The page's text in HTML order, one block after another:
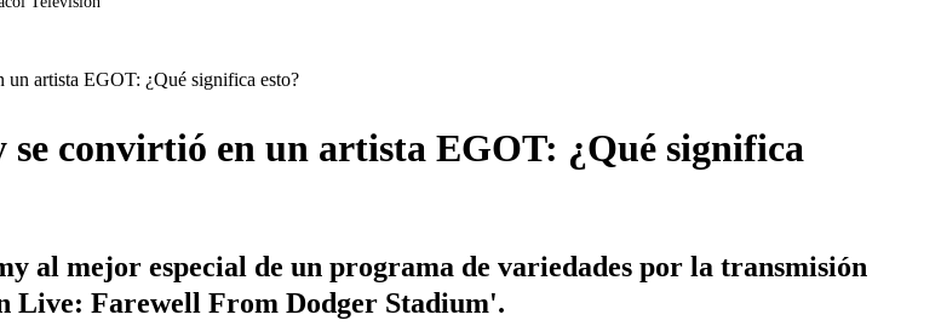
artista EGOT: ¿Qué significa esto?
convirtió en un artista EGOT: ¿Qué significa
al mejor especial de un programa de variedades por la transmisión
Live: Farewell From Dodger Stadium'.